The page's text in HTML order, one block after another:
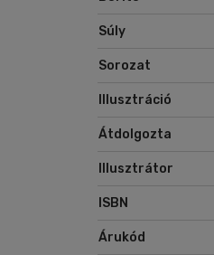
Súly
Sorozat
Illusztráció
Átdolgozta
Illusztrátor
ISBN
Árukód